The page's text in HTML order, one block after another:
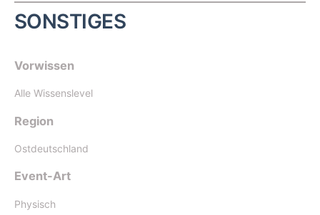
SONSTIGES
Vorwissen
Alle Wissenslevel
Region
Ostdeutschland
Event-Art
Physisch